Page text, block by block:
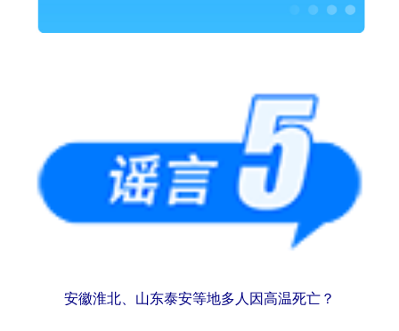
安徽淮北、山东泰安等地多人因高温死亡？